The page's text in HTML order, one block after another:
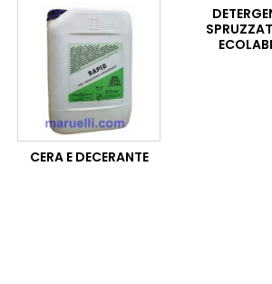
CERA E DECERANTE